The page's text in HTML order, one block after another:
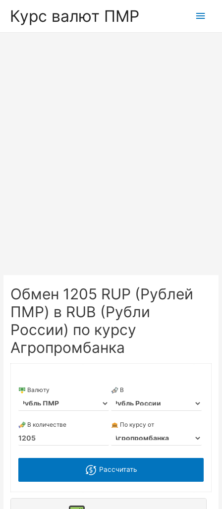
Курс валют ПМР
Обмен 1205 RUP (Рублей
ПМР) в RUB (Рубли
России) по курсу
Агропромбанка
Валюту В
В количестве По курсу от
Рассчитать